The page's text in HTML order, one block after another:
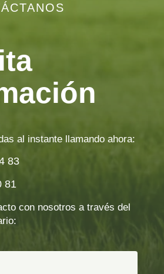
al instante llamando ahora:
83
81
con nosotros a través del